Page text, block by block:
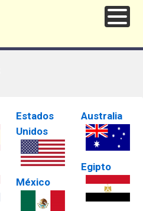
Estados
Unidos
México
Australia
Egipto